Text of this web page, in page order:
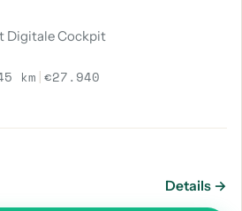
Digitale Cockpit
km |€27.940
Details →